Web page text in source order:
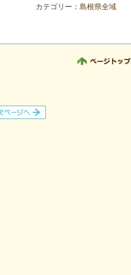
カテゴリー： 島根県全域